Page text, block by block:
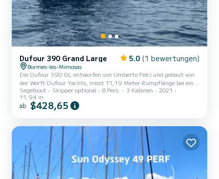
Dufour 390 Grand Large 5.0 (1 bewertungen)
Bormes-les-Mimosas
Die Dufour 390 Gl, entworfen von Umberto Felci und gebaut von
der Werft Dufour Yachts, misst 11,19 Meter Rumpflänge bei einer
maximalen Breite von 3,99 Metern. Melo Maxi ist komplett
ausgestattet, abfahrbereit von Bormes-les-Mimosas, ein
Traumstartpunkt für Ihren Urlaub und Ihre Segeltörns. Freuen
Segelboot Skipper optional 8 Pers. 3 Kabinen
2021
11.94 m
ab $428,65